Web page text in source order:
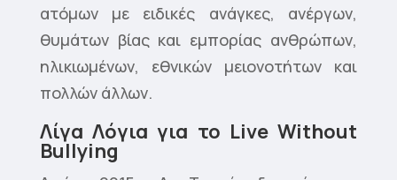
ατόμων με ειδικές ανάγκες, ανέργων,
θυμάτων βίας και εμπορίας ανθρώπων,
ηλικιωμένων, εθνικών μειονοτήτων και
πολλών άλλων.
Λίγα Λόγια για το Live Without
Bullying